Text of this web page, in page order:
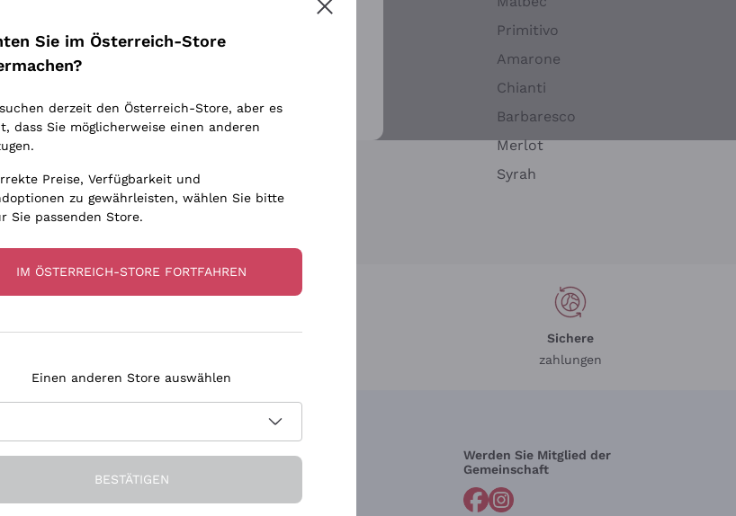
Occhipinti Arianna
Biondi Santi
Argiolas
Zenato
Ca' dei Frati
Chardonnay
Primitivo
Amarone
Chianti
Barbaresco
Merlot
Syrah
Sichere
zahlungen
Die Firma Brauchen Sie Hilfe?
Werden Sie Mitglied der
Gemeinschaft
finden Sie in unserem Datenschutz-Bestimmungen
Sie im Österreich-Store
derzeit den Österreich-Store, aber es
dass Sie möglicherweise einen anderen
Preise, Verfügbarkeit und
zu gewährleisten, wählen Sie bitte
Sie passenden Store.
IM ÖSTERREICH-STORE FORTFAHREN
Einen anderen Store auswählen
BESTÄTIGEN